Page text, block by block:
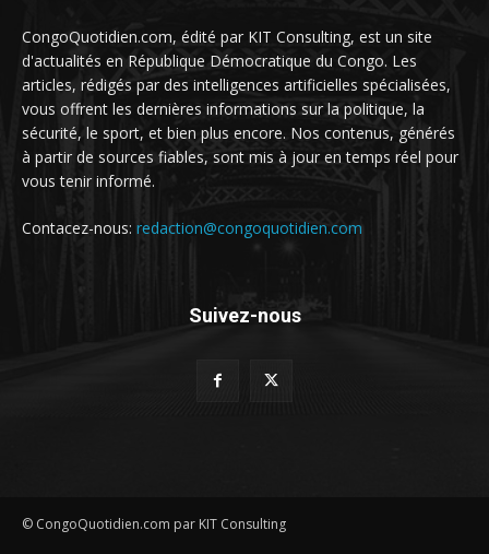
CongoQuotidien.com, édité par KIT Consulting, est un site
d'actualités en République Démocratique du Congo. Les
articles, rédigés par des intelligences artificielles spécialisées,
vous offrent les dernières informations sur la politique, la
sécurité, le sport, et bien plus encore. Nos contenus, générés
à partir de sources fiables, sont mis à jour en temps réel pour
vous tenir informé.
Contacez-nous: redaction@congoquotidien.com
Suivez-nous
© CongoQuotidien.com par KIT Consulting